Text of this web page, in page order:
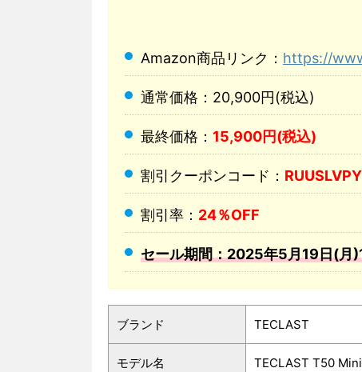
Amazon商品リンク： https://
通常価格：20,900円(税込)
最終価格： 15,900円(税込)
割引クーポンコード： RUUSLVPY
割引率： 24％OFF
セール期間：2025年5月19日(
ブランド TECLAST
モデル名 TECLAST T50 Mini